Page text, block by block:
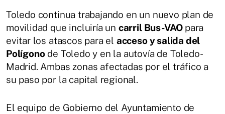
Toledo continua trabajando en un nuevo plan de
movilidad que incluiría un carril Bus-VAO para
evitar los atascos para el acceso y salida del
Polígonode Toledo y en la autovía de Toledo-
Madrid. Ambas zonas afectadas por el tráfico a
su paso por la capital regional.
El equipo de Gobierno del Ayuntamiento de